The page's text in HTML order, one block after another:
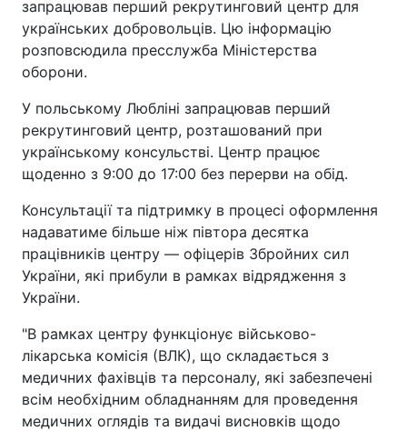
запрацював перший рекрутинговий центр для
українських добровольців. Цю інформацію
розповсюдила пресслужба Міністерства
оборони.
У польському Любліні запрацював перший
рекрутинговий центр, розташований при
українському консульстві. Центр працює
щоденно з 9:00 до 17:00 без перерви на обід.
Консультації та підтримку в процесі оформлення
надаватиме більше ніж півтора десятка
працівників центру — офіцерів Збройних сил
України, які прибули в рамках відрядження з
України.
"В рамках центру функціонує військово-
лікарська комісія (ВЛК), що складається з
медичних фахівців та персоналу, які забезпечені
всім необхідним обладнанням для проведення
медичних оглядів та видачі висновків щодо